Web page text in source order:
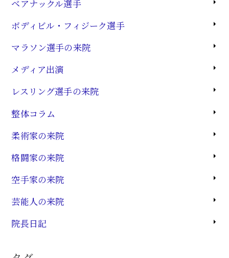
ベアナックル選手
ボディビル・フィジーク選手
マラソン選手の来院
メディア出演
レスリング選手の来院
整体コラム
柔術家の来院
格闘家の来院
空手家の来院
芸能人の来院
院長日記